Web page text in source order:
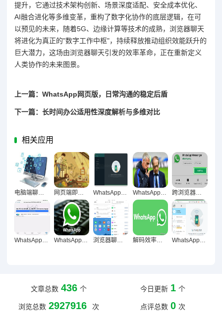
提升，它通过技术架构创新、场景深度适配、安全成本优化、
AI融合进化等多维变革，重构了数字化协作的底层逻辑，在可
以预见的未来，随着5G、边缘计算等技术的成熟，浏览器聊天
将进化为真正的"数字工作中枢"，持续释放推动组织效能跃升的
巨大潜力，这场由浏览器聊天引发的效率革命，正在重新定义
人类协作的未来图景。
上一篇：WhatsApp网页版，日常沟通的稳定后盾
下一篇：长时间办公适用性深度解析与多维对比
相关应用
WhatsApp网页版高强度沟通场景性能分析与优化策略
WhatsApp网页版整理聊天记录便利性深度解析与实操指南 WhatsApp网页版多对话管理，效率与体验的双重革新 浏览器聊天革命，现代日常沟通的新常态与底层逻辑探微 解码效率革命，WhatsApp网页版重构信息处理新范式 WhatsApp网页版办公场景应用渐成趋势
文章总数 436 个 今日更新 1 个
浏览总数 2927916 次 点评总数 0 次